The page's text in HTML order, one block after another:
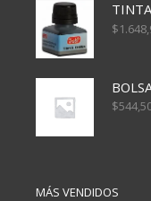
$
$
MÁS VENDIDOS